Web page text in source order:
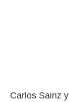
Carlos Sainz